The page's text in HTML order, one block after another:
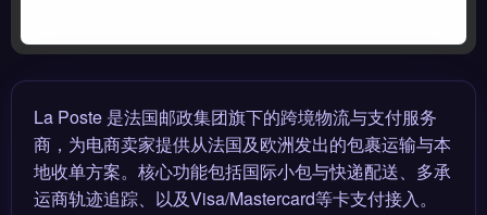
La Poste 是法国邮政集团旗下的跨境物流与支付服务
商，为电商卖家提供从法国及欧洲发出的包裹运输与本
地收单方案。核心功能包括国际小包与快递配送、多承
运商轨迹追踪、以及Visa/Mastercard等卡支付接入。